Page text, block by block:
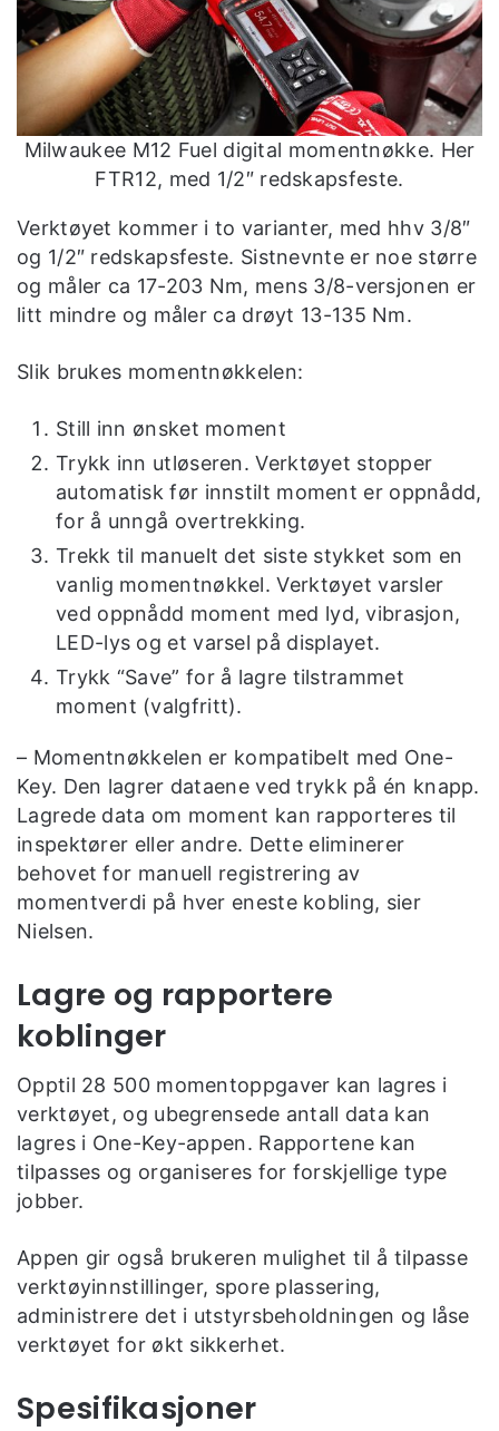
Milwaukee M12 Fuel digital momentnøkke. Her
FTR12, med 1/2″ redskapsfeste.
Verktøyet kommer i to varianter, med hhv 3/8″
og 1/2″ redskapsfeste. Sistnevnte er noe større
og måler ca 17-203 Nm, mens 3/8-versjonen er
litt mindre og måler ca drøyt 13-135 Nm.
Slik brukes momentnøkkelen:
Still inn ønsket moment
Trykk inn utløseren. Verktøyet stopper
automatisk før innstilt moment er oppnådd,
for å unngå overtrekking.
Trekk til manuelt det siste stykket som en
vanlig momentnøkkel. Verktøyet varsler
ved oppnådd moment med lyd, vibrasjon,
LED-lys og et varsel på displayet.
Trykk “Save” for å lagre tilstrammet
moment (valgfritt).
– Momentnøkkelen er kompatibelt med One-
Key. Den lagrer dataene ved trykk på én knapp.
Lagrede data om moment kan rapporteres til
inspektører eller andre. Dette eliminerer
behovet for manuell registrering av
momentverdi på hver eneste kobling, sier
Nielsen.
Lagre og rapportere
koblinger
Opptil 28 500 momentoppgaver kan lagres i
verktøyet, og ubegrensede antall data kan
lagres i One-Key-appen. Rapportene kan
tilpasses og organiseres for forskjellige type
jobber.
Appen gir også brukeren mulighet til å tilpasse
verktøyinnstillinger, spore plassering,
administrere det i utstyrsbeholdningen og låse
verktøyet for økt sikkerhet.
Spesifikasjoner